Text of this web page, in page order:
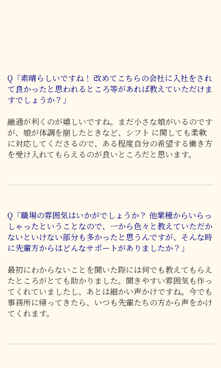
Q「素晴らしいですね！ 改めてこちらの会社に入社をされ
て良かったと思われるところ等があれば教えていただけま
すでしょうか？」
融通が利くのが嬉しいですね。まだ小さな娘がいるのです
が、娘が体調を崩したときなど、シフト に関しても柔軟
に対応してくださるので、ある程度自分の希望する働き方
を受け入れてもらえるのが良いところだと思います。
Q「職場の雰囲気はいかがでしょうか？ 他業種からいらっ
しゃったということなので、一から色々と教えていただか
ないといけない部分も多かったと思うんですが、そんな時
に先輩方からはどんなサポートがありましたか？」
最初にわからないことを聞いた際には何でも教えてもらえ
たところがとても助かりました。聞きやすい雰囲気も作っ
てくれていましたし、あとは細かい声かけですね。今でも
事務所に帰ってきたら、いつも先輩たちの方から声をかけ
てくれます。